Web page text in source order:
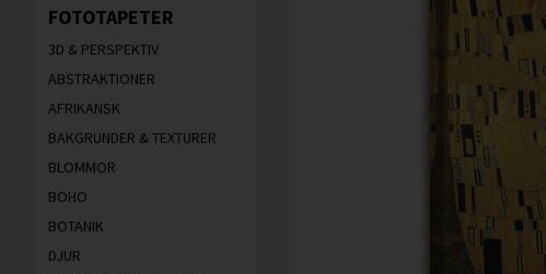
FOTOTAPETER
3D & PERSPEKTIV
ABSTRAKTIONER
AFRIKANSK
BAKGRUNDER & TEXTURER
BLOMMOR
BOHO
BOTANIK
DJUR